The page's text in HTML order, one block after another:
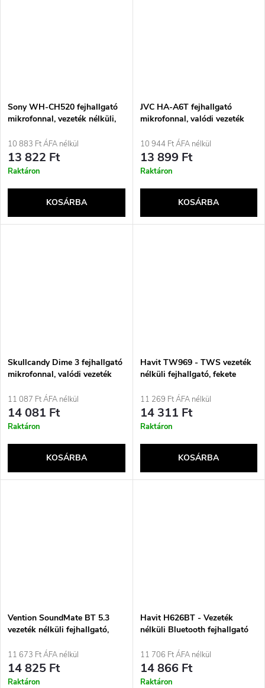
Sony WH-CH520 fejhallgató
mikrofonnal, vezeték nélküli,
telefonálás/zene, USB Type-C,
Bluetooth, kék
10 883 Ft ÁFA nélkül
13 822 Ft
Raktáron
KOSÁRBA
JVC HA-A6T fejhallgató
mikrofonnal, valódi vezeték
helyezhető, hívások/zene,
Bluetooth, fekete
10 944 Ft ÁFA nélkül
13 899 Ft
Raktáron
KOSÁRBA
Skullcandy Dime 3 fejhallgató
mikrofonnal, valódi vezeték
helyezhető, telefonáláshoz /
zenéhez / sporthoz /
szabadidőhöz, Bluetooth-os,
11 087 Ft ÁFA nélkül
14 081 Ft
Raktáron
KOSÁRBA
Havit TW969 - TWS vezeték
nélküli fejhallgató, fekete
11 269 Ft ÁFA nélkül
14 311 Ft
Raktáron
KOSÁRBA
Vention SoundMate BT 5.3
vezeték nélküli fejhallgató,
11 673 Ft ÁFA nélkül
14 825 Ft
Raktáron
Havit H626BT - Vezeték
nélküli Bluetooth fejhallgató
11 706 Ft ÁFA nélkül
14 866 Ft
Raktáron